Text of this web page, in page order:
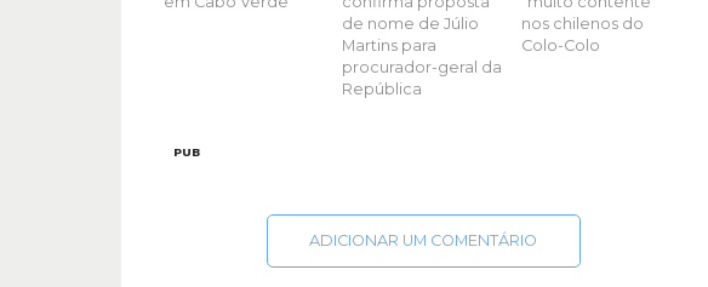
de nome de Júlio
Martins para
procurador-geral da
República
nos chilenos do
Colo-Colo
PUB
ADICIONAR UM COMENTÁRIO